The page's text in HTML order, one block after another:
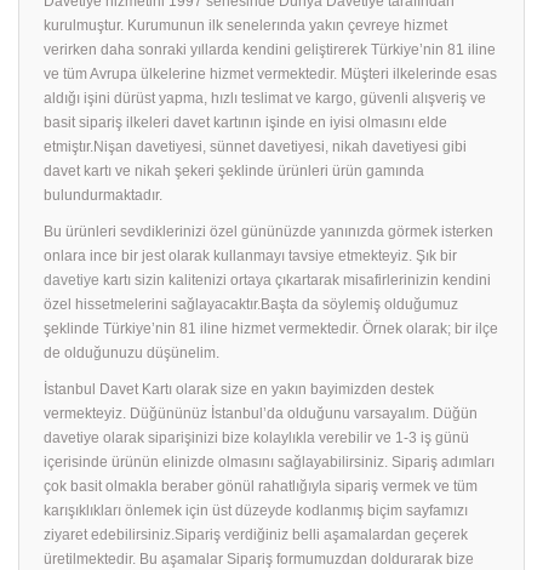
kurulmuştur. Kurumunun ilk senelerında yakın çevreye hizmet
verirken daha sonraki yıllarda kendini geliştirerek Türkiye’nin 81 iline
ve tüm Avrupa ülkelerine hizmet vermektedir. Müşteri ilkelerinde esas
aldığı işini dürüst yapma, hızlı teslimat ve kargo, güvenli alışveriş ve
basit sipariş ilkeleri davet kartının işinde en iyisi olmasını elde
etmiştır.Nişan davetiyesi, sünnet davetiyesi, nikah davetiyesi gibi
davet kartı ve nikah şekeri şeklinde ürünleri ürün gamında
bulundurmaktadır.
Bu ürünleri sevdiklerinizi özel gününüzde yanınızda görmek isterken
onlara ince bir jest olarak kullanmayı tavsiye etmekteyiz. Şık bir
davetiye kartı sizin kalitenizi ortaya çıkartarak misafirlerinizin kendini
özel hissetmelerini sağlayacaktır.Başta da söylemiş olduğumuz
şeklinde Türkiye’nin 81 iline hizmet vermektedir. Örnek olarak; bir ilçe
de olduğunuzu düşünelim.
İstanbul Davet Kartı olarak size en yakın bayimizden destek
vermekteyiz. Düğününüz İstanbul’da olduğunu varsayalım. Düğün
davetiye olarak siparişinizi bize kolaylıkla verebilir ve 1-3 iş günü
içerisinde ürünün elinizde olmasını sağlayabilirsiniz. Sipariş adımları
çok basit olmakla beraber gönül rahatlığıyla sipariş vermek ve tüm
karışıklıkları önlemek için üst düzeyde kodlanmış biçim sayfamızı
ziyaret edebilirsiniz.Sipariş verdiğiniz belli aşamalardan geçerek
üretilmektedir. Bu aşamalar Sipariş formumuzdan doldurarak bize